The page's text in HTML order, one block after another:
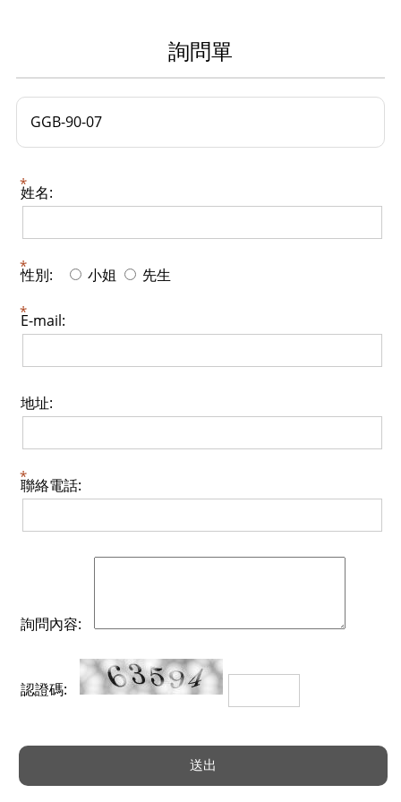
詢問單
GGB-90-07
姓名:
性別: 小姐 先生
E-mail:
地址:
聯絡電話:
詢問內容:
認證碼: